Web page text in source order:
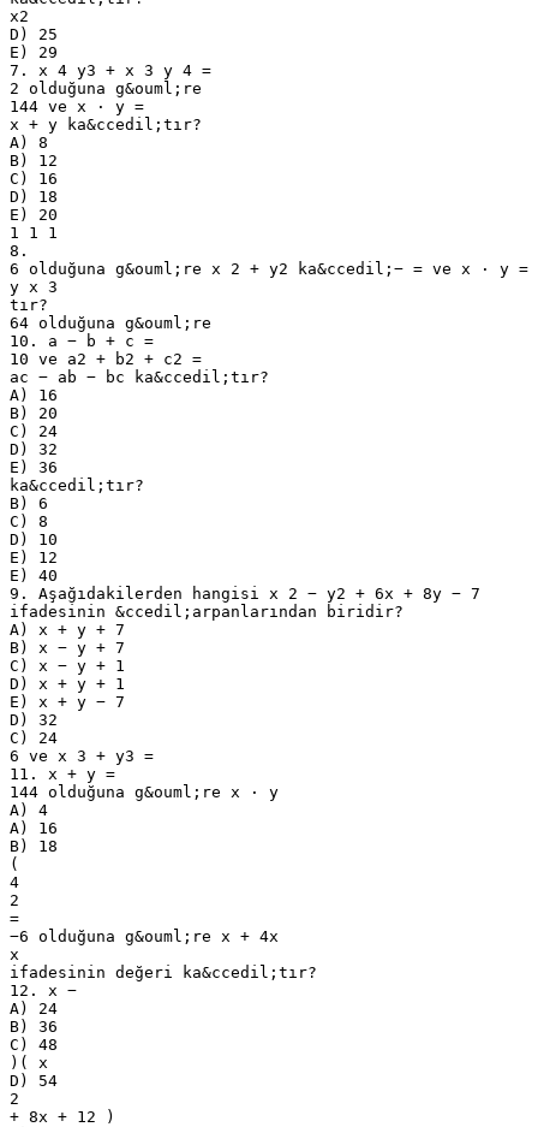
x2
D) 25
E) 29
7. x 4 y3 + x 3 y 4 =
2 olduğuna g&ouml;re
144 ve x ⋅ y =
x + y ka&ccedil;tır?
A) 8
B) 12
C) 16
D) 18
E) 20
1 1 1
8.
6 olduğuna g&ouml;re x 2 + y2 ka&ccedil;− = ve x ⋅ y =
y x 3
tır?
64 olduğuna g&ouml;re
10. a − b + c =
10 ve a2 + b2 + c2 =
ac − ab − bc ka&ccedil;tır?
A) 16
B) 20
C) 24
D) 32
E) 36
ka&ccedil;tır?
B) 6
C) 8
D) 10
E) 12
E) 40
9. Aşağıdakilerden hangisi x 2 − y2 + 6x + 8y − 7
ifadesinin &ccedil;arpanlarından biridir?
A) x + y + 7
B) x − y + 7
C) x − y + 1
D) x + y + 1
E) x + y − 7
D) 32
C) 24
6 ve x 3 + y3 =
11. x + y =
144 olduğuna g&ouml;re x ⋅ y
A) 4
A) 16
B) 18
(
4
2
=
−6 olduğuna g&ouml;re x + 4x
x
ifadesinin değeri ka&ccedil;tır?
12. x −
A) 24
B) 36
C) 48
)( x
D) 54
2
+ 8x + 12 )